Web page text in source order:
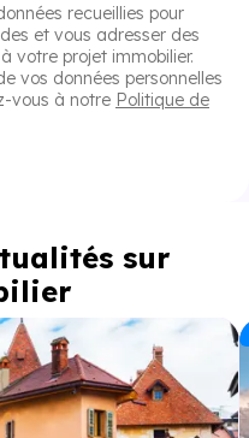
recueillies pour
et vous adresser des
votre projet immobilier.
vos données personnelles
vous à notre Politique de
sur